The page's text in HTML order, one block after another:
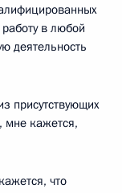
в любой
деятельность
присутствующих
мне кажется,
что